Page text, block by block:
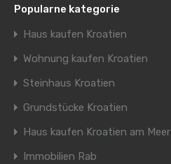
Popularne kategorie
Haus kaufen Kroatien
Wohnung kaufen Kroatien
Steinhaus Kroatien
Grundstücke Kroatien
Haus kaufen Kroatien am Meer
Immobilien Rab